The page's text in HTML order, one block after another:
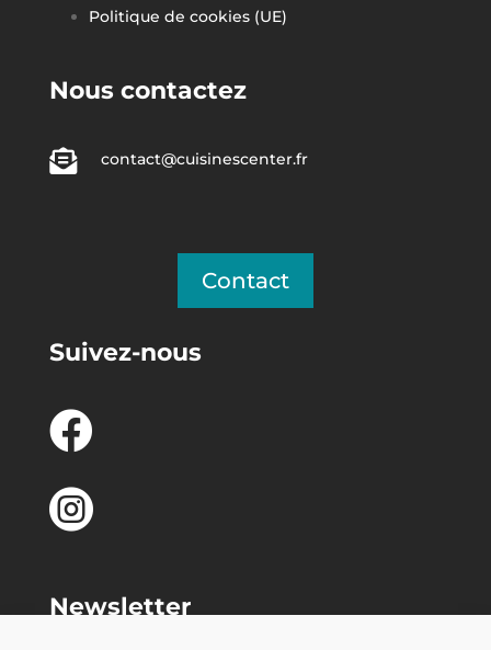
Politique de cookies (UE)
Nous contactez
 contact@cuisinescenter.fr
Contact
Suivez-nous


Newsletter